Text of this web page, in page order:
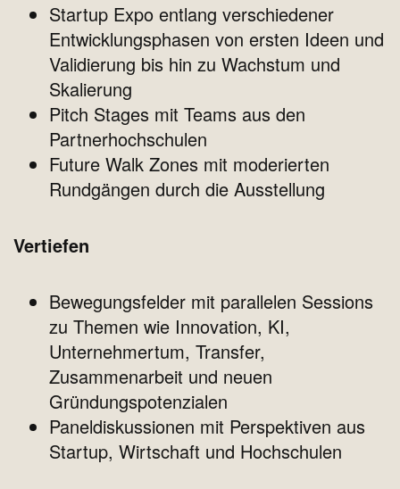
Startup Expo entlang verschiedener
Entwicklungsphasen von ersten Ideen und
Validierung bis hin zu Wachstum und
Skalierung
Pitch Stages mit Teams aus den
Partnerhochschulen
Future Walk Zones mit moderierten
Rundgängen durch die Ausstellung
Vertiefen
Bewegungsfelder mit parallelen Sessions
zu Themen wie Innovation, KI,
Unternehmertum, Transfer,
Zusammenarbeit und neuen
Gründungspotenzialen
Paneldiskussionen mit Perspektiven aus
Startup, Wirtschaft und Hochschulen